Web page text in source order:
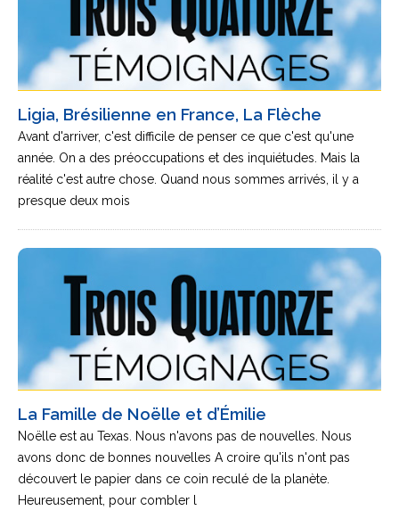
Ligia, Brésilienne en France, La Flèche
Avant d'arriver, c'est difficile de penser ce que c'est qu'une
année. On a des préoccupations et des inquiétudes. Mais la
réalité c'est autre chose. Quand nous sommes arrivés, il y a
presque deux mois
La Famille de Noëlle et d’Émilie
Noëlle est au Texas. Nous n'avons pas de nouvelles. Nous
avons donc de bonnes nouvelles A croire qu'ils n'ont pas
découvert le papier dans ce coin reculé de la planète.
Heureusement, pour combler l